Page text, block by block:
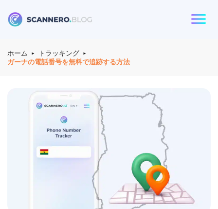
ホーム
トラッキング
ガーナの電話番号を無料で追跡する方法